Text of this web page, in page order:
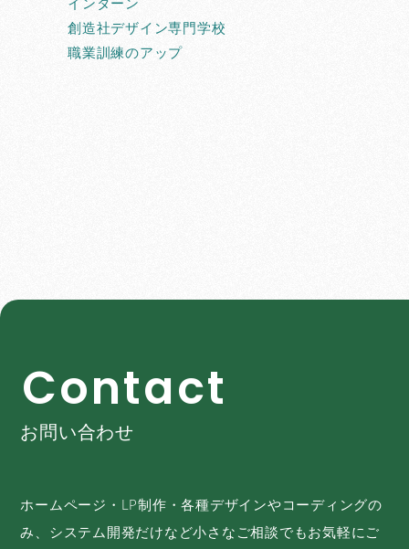
創造社デザイン専門学校
職業訓練のアップ
Contact
お問い合わせ
ホームページ・LP制作・各種デザインやコーディングの
み、システム開発だけなど小さなご相談でもお気軽にご